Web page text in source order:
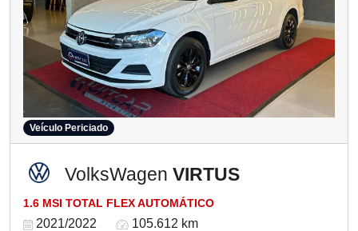
Veículo Periciado
VolksWagen VIRTUS
1.6 MSI TOTAL FLEX AUTOMÁTICO
2021/2022 105.612 km